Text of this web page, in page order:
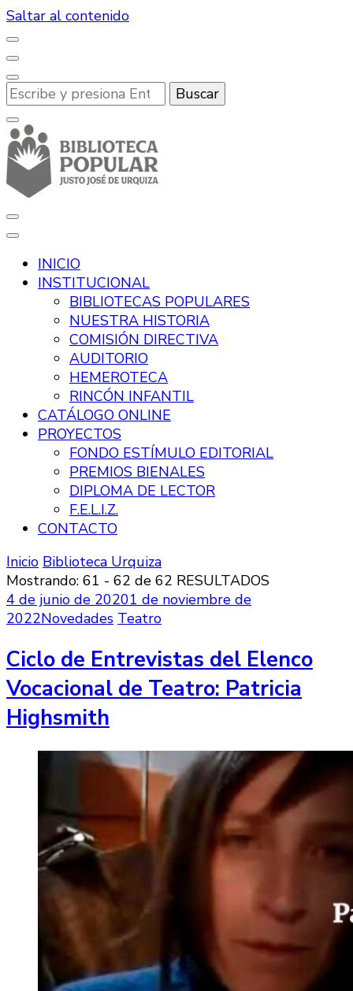
Saltar al contenido
¿Buscas
algo?
Biblioteca Popular Justo José de
Urquiza
INICIO
INSTITUCIONAL
BIBLIOTECAS POPULARES
NUESTRA HISTORIA
COMISIÓN DIRECTIVA
AUDITORIO
HEMEROTECA
RINCÓN INFANTIL
CATÁLOGO ONLINE
PROYECTOS
FONDO ESTÍMULO EDITORIAL
PREMIOS BIENALES
DIPLOMA DE LECTOR
F.E.L.I.Z.
CONTACTO
Inicio Biblioteca Urquiza
Mostrando: 61 - 62 de 62 RESULTADOS
4 de junio de 20201 de noviembre de
2022Novedades Teatro
Ciclo de Entrevistas del Elenco
Vocacional de Teatro: Patricia
Highsmith